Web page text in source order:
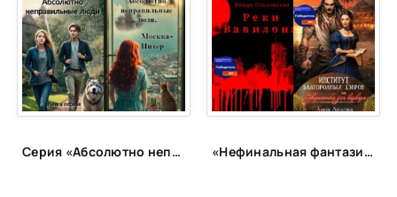
Серия «Абсолютно неправильные люди» «Нефинальная фантазия»: лонг-лист